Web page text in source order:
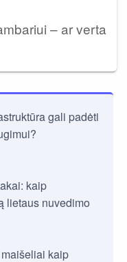
– ar verta
gali padėti
kaip
lietaus nuvedimo
kaip